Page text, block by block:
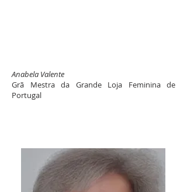
Anabela Valente
Grã Mestra da Grande Loja Feminina de
Portugal